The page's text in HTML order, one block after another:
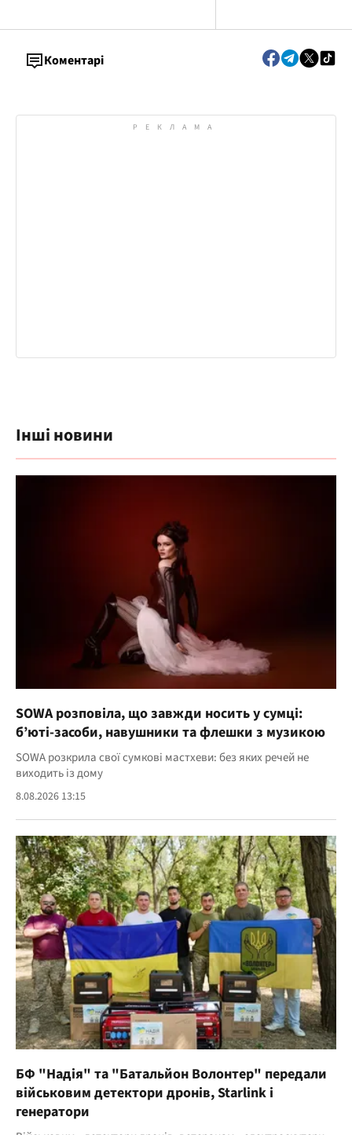
Коментарі
Інші новини
SOWA розповіла, що завжди носить у сумці:
б’юті-засоби, навушники та флешки з музикою
SOWA розкрила свої сумкові мастхеви: без яких речей не
виходить із дому
8.08.2026 13:15
БФ "Надія" та "Батальйон Волонтер" передали
військовим детектори дронів, Starlink і
генератори